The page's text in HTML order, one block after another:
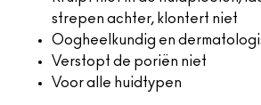
strepen achter, klontert niet
Oogheelkundig en
Verstopt de poriën niet
Voor alle huidtypen